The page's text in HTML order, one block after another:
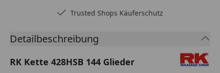
Trusted Shops Käuferschutz
Detailbeschreibung
RK Kette 428HSB 144 Glieder